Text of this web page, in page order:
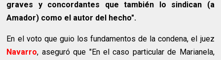
graves y concordantes que también lo sindican (a
Amador) como el autor del hecho".
En el voto que guio los fundamentos de la condena, el juez
Navarro, aseguró que "En el caso particular de Marianela,